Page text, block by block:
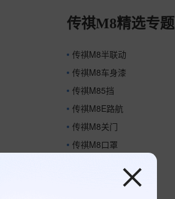
传祺M8精选专题
传祺M8半联动
传祺M8车身漆
传祺M85挡
传祺M8E路航
传祺M8关门
传祺M8口罩
传祺M8真空胎